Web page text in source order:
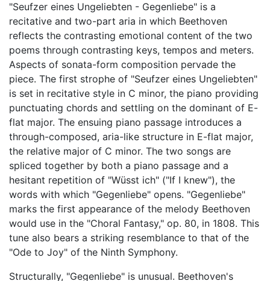
"Seufzer eines Ungeliebten - Gegenliebe" is a
recitative and two-part aria in which Beethoven
reflects the contrasting emotional content of the two
poems through contrasting keys, tempos and meters.
Aspects of sonata-form composition pervade the
piece. The first strophe of "Seufzer eines Ungeliebten"
is set in recitative style in C minor, the piano providing
punctuating chords and settling on the dominant of E-
flat major. The ensuing piano passage introduces a
through-composed, aria-like structure in E-flat major,
the relative major of C minor. The two songs are
spliced together by both a piano passage and a
hesitant repetition of "Wüsst ich" ("If I knew"), the
words with which "Gegenliebe" opens. "Gegenliebe"
marks the first appearance of the melody Beethoven
would use in the "Choral Fantasy," op. 80, in 1808. This
tune also bears a striking resemblance to that of the
"Ode to Joy" of the Ninth Symphony.
Structurally, "Gegenliebe" is unusual. Beethoven's